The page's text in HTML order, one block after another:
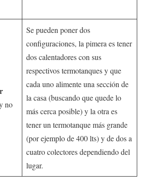
no
Se pueden poner dos
configuraciones, la pimera es tener
dos calentadores con sus
respectivos termotanques y que
cada uno alimente una sección de
la casa (buscando que quede lo
más cerca posible) y la otra es
tener un termotanque más grande
(por ejemplo de 400 lts) y de dos a
cuatro colectores dependiendo del
lugar.